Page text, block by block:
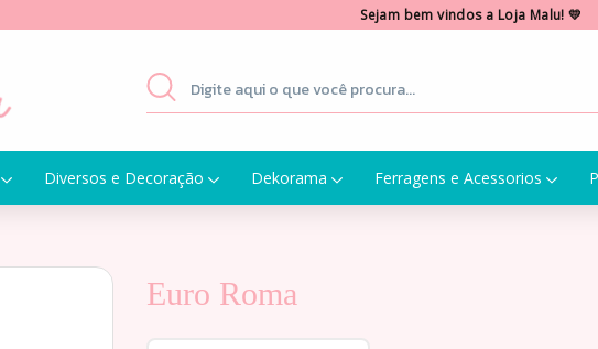
Sejam bem vindos a Loja Malu! 💛
Diversos e Decoração Dekorama Ferragens e Acessorios
Euro Roma